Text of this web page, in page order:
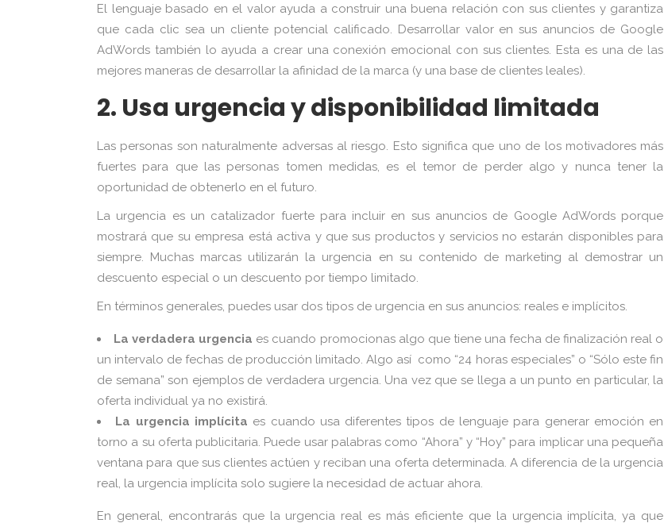
El lenguaje basado en el valor ayuda a construir una buena relación con sus clientes y garantiza
que cada clic sea un cliente potencial calificado. Desarrollar valor en sus anuncios de Google
AdWords también lo ayuda a crear una conexión emocional con sus clientes. Esta es una de las
mejores maneras de desarrollar la afinidad de la marca (y una base de clientes leales).
2. Usa urgencia y disponibilidad limitada
Las personas son naturalmente adversas al riesgo. Esto significa que uno de los motivadores más
fuertes para que las personas tomen medidas, es el temor de perder algo y nunca tener la
oportunidad de obtenerlo en el futuro.
La urgencia es un catalizador fuerte para incluir en sus anuncios de Google AdWords porque
mostrará que su empresa está activa y que sus productos y servicios no estarán disponibles para
siempre. Muchas marcas utilizarán la urgencia en su contenido de marketing al demostrar un
descuento especial o un descuento por tiempo limitado.
En términos generales, puedes usar dos tipos de urgencia en sus anuncios: reales e implícitos.
La verdadera urgencia es cuando promocionas algo que tiene una fecha de finalización real o
un intervalo de fechas de producción limitado. Algo así como “24 horas especiales” o “Sólo este fin
de semana” son ejemplos de verdadera urgencia. Una vez que se llega a un punto en particular, la
oferta individual ya no existirá.
La urgencia implícita es cuando usa diferentes tipos de lenguaje para generar emoción en
torno a su oferta publicitaria. Puede usar palabras como “Ahora” y “Hoy” para implicar una pequeña
ventana para que sus clientes actúen y reciban una oferta determinada. A diferencia de la urgencia
real, la urgencia implícita solo sugiere la necesidad de actuar ahora.
En general, encontrarás que la urgencia real es más eficiente que la urgencia implícita, ya que